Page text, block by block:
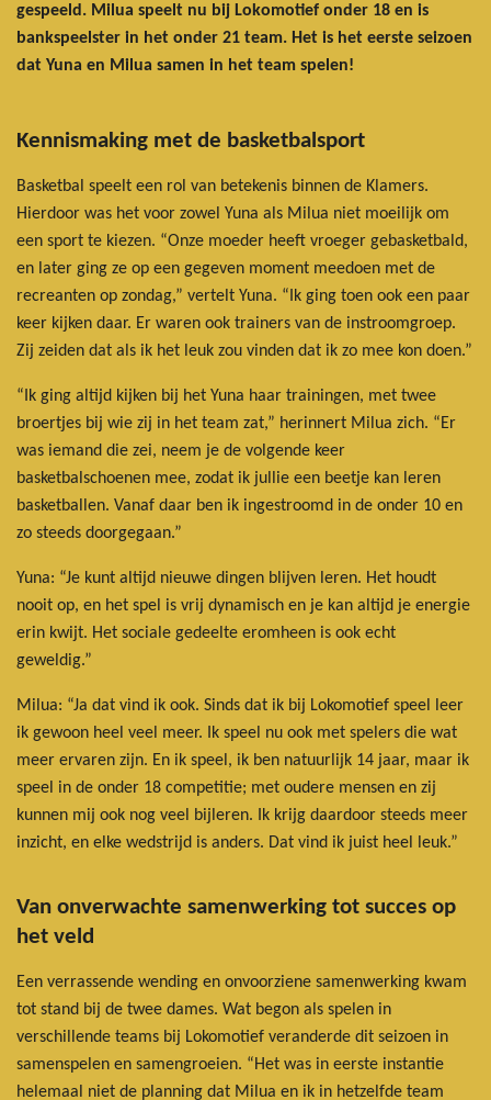
gespeeld. Milua speelt nu bij Lokomotief onder 18 en is
bankspeelster in het onder 21 team. Het is het eerste seizoen
dat Yuna en Milua samen in het team spelen!
Kennismaking met de basketbalsport
Basketbal speelt een rol van betekenis binnen de Klamers.
Hierdoor was het voor zowel Yuna als Milua niet moeilijk om
een sport te kiezen. “Onze moeder heeft vroeger gebasketbald,
en later ging ze op een gegeven moment meedoen met de
recreanten op zondag,” vertelt Yuna. “Ik ging toen ook een paar
keer kijken daar. Er waren ook trainers van de instroomgroep.
Zij zeiden dat als ik het leuk zou vinden dat ik zo mee kon doen.”
“Ik ging altijd kijken bij het Yuna haar trainingen, met twee
broertjes bij wie zij in het team zat,” herinnert Milua zich. “Er
was iemand die zei, neem je de volgende keer
basketbalschoenen mee, zodat ik jullie een beetje kan leren
basketballen. Vanaf daar ben ik ingestroomd in de onder 10 en
zo steeds doorgegaan.”
Yuna: “Je kunt altijd nieuwe dingen blijven leren. Het houdt
nooit op, en het spel is vrij dynamisch en je kan altijd je energie
erin kwijt. Het sociale gedeelte eromheen is ook echt
geweldig.”
Milua: “Ja dat vind ik ook. Sinds dat ik bij Lokomotief speel leer
ik gewoon heel veel meer. Ik speel nu ook met spelers die wat
meer ervaren zijn. En ik speel, ik ben natuurlijk 14 jaar, maar ik
speel in de onder 18 competitie; met oudere mensen en zij
kunnen mij ook nog veel bijleren. Ik krijg daardoor steeds meer
inzicht, en elke wedstrijd is anders. Dat vind ik juist heel leuk.”
Van onverwachte samenwerking tot succes op
het veld
Een verrassende wending en onvoorziene samenwerking kwam
tot stand bij de twee dames. Wat begon als spelen in
verschillende teams bij Lokomotief veranderde dit seizoen in
samenspelen en samengroeien. “Het was in eerste instantie
helemaal niet de planning dat Milua en ik in hetzelfde team